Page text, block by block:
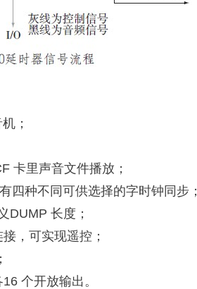
；
卡里声音文件播放；
四种不同可供选择的字时钟同步；
DUMP 长度；
，可实现遥控；
个开放输出。